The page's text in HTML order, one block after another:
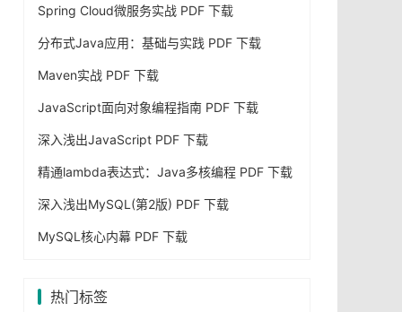
Spring Cloud微服务实战 PDF 下载
分布式Java应用：基础与实践 PDF 下载
Maven实战 PDF 下载
JavaScript面向对象编程指南 PDF 下载
深入浅出JavaScript PDF 下载
精通lambda表达式：Java多核编程 PDF 下载
深入浅出MySQL(第2版) PDF 下载
MySQL核心内幕 PDF 下载
热门标签